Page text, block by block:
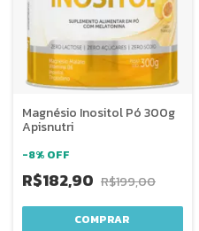
Magnésio Inositol Pó 300g
Apisnutri
-8% OFF
R$182,90 R$199,00